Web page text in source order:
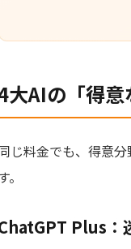
大AIの「得
じ料金でも、得意
。
Plus：